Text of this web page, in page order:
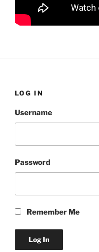
LOG IN
Username
Password
Remember Me